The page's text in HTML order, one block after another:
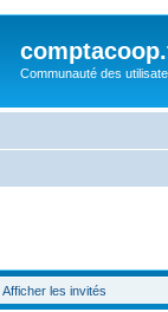
Communauté des
Afficher les invités